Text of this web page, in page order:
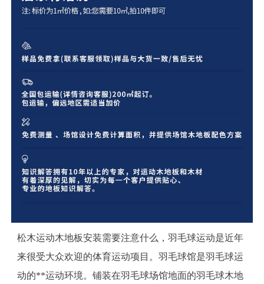
松木运动木地板安装需要注意什么，羽毛球运动是近年
来很受大众欢迎的体育运动项目。羽毛球馆是羽毛球运
动的**运动环境。铺装在羽毛球场馆地面的羽毛球木地